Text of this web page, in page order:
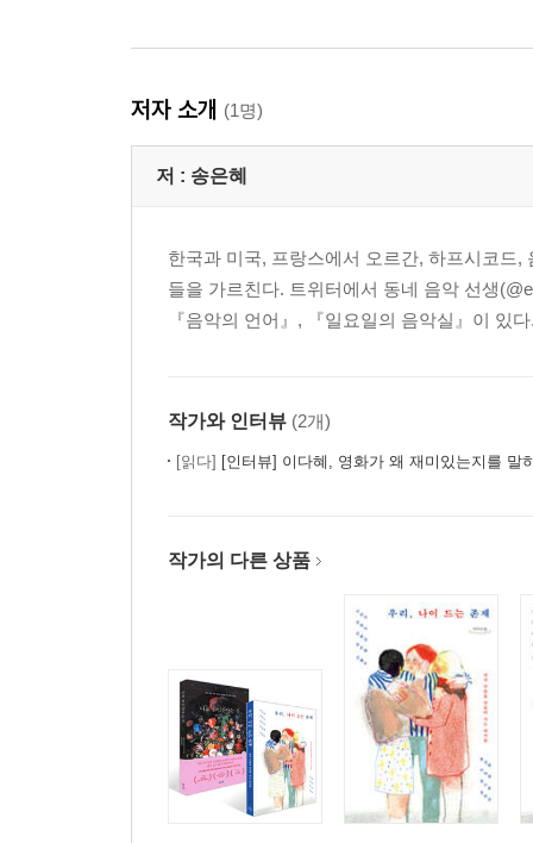
저자 소개 (1명)
저 : 송은혜
한국과 미국, 프랑스에서 오르간, 하프시코드
들을 가르친다. 트위터에서 동네 음악 선생
『음악의 언어』, 『일요일의 음악실』이 있
작가와 인터뷰 (2개)
[읽다] [인터뷰] 이다혜, 영화가 왜 재미있는지를 말
작가의 다른 상품